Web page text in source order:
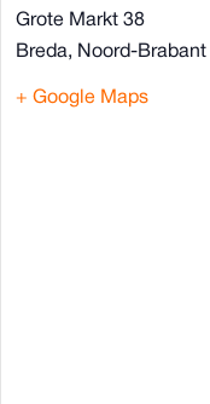
Grote Markt 38
Breda, Noord-Brabant
+ Google Maps